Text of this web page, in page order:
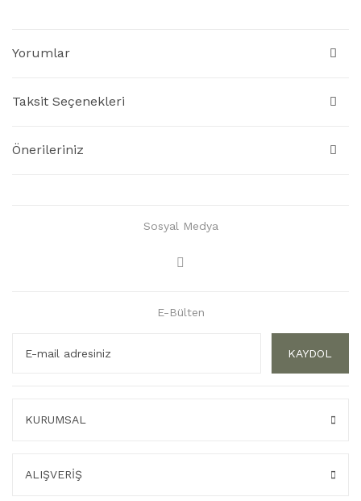
Yorumlar
Taksit Seçenekleri
Önerileriniz
Sosyal Medya
E-Bülten
KAYDOL
KURUMSAL
ALIŞVERİŞ